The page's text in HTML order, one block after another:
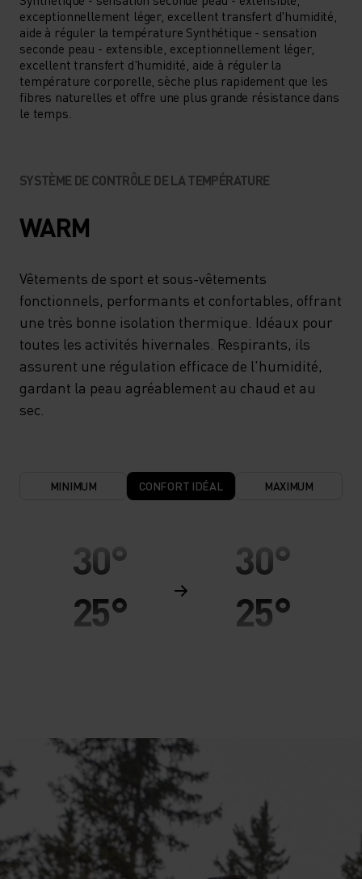
exceptionnellement léger, excellent transfert d'humidité,
aide à réguler la température Synthétique - sensation
seconde peau - extensible, exceptionnellement léger,
excellent transfert d'humidité, aide à réguler la
température corporelle, sèche plus rapidement que les
fibres naturelles et offre une plus grande résistance dans
le temps.
SYSTÈME DE CONTRÔLE DE LA TEMPÉRATURE
WARM
Vêtements de sport et sous-vêtements
fonctionnels, performants et confortables, offrant
une très bonne isolation thermique. Idéaux pour
toutes les activités hivernales. Respirants, ils
assurent une régulation efficace de l'humidité,
gardant la peau agréablement au chaud et au
sec.
MINIMUM CONFORT IDÉAL MAXIMUM
30°
25°
10°
5°
30°
25°
5°